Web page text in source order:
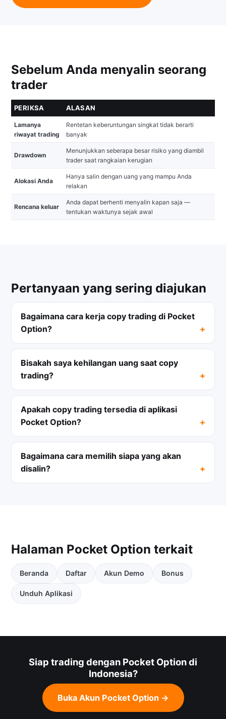
Sebelum Anda menyalin seorang
trader
PERIKSA ALASAN
Lamanya
riwayat trading
Rentetan keberuntungan singkat tidak berarti
banyak
Drawdown
Menunjukkan seberapa besar risiko yang diambil
trader saat rangkaian kerugian
Alokasi Anda
Hanya salin dengan uang yang mampu Anda
relakan
Rencana keluar
Anda dapat berhenti menyalin kapan saja —
tentukan waktunya sejak awal
Pertanyaan yang sering diajukan
Bagaimana cara kerja copy trading di Pocket
Option?
Bisakah saya kehilangan uang saat copy
trading?
Apakah copy trading tersedia di aplikasi
Pocket Option?
Bagaimana cara memilih siapa yang akan
disalin?
Halaman Pocket Option terkait
Beranda Daftar Akun Demo Bonus
Unduh Aplikasi
Siap trading dengan Pocket Option di
Indonesia?
Buka Akun Pocket Option →